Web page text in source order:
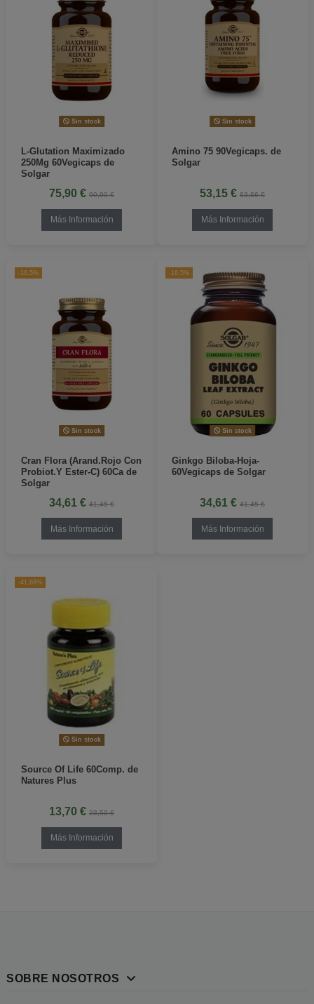
Sin stock
L-Glutation Maximizado
250Mg 60Vegicaps de
Solgar
75,90 € 90,90 €
Más Información
Sin stock
Amino 75 90Vegicaps. de
Solgar
53,15 € 63,66 €
Más Información
-16,5%
Sin stock
Cran Flora (Arand.Rojo Con
Probiot.Y Ester-C) 60Ca de
Solgar
34,61 € 41,45 €
Más Información
-16,5%
Sin stock
Ginkgo Biloba-Hoja-
60Vegicaps de Solgar
34,61 € 41,45 €
Más Información
-41,69%
Sin stock
Source Of Life 60Comp. de
Natures Plus
13,70 € 23,50 €
Más Información
SOBRE NOSOTROS